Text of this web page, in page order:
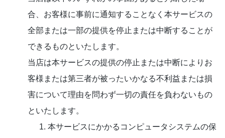
合、お客様に事前に通知することなく本サービスの
全部または一部の提供を停止または中断することが
できるものといたします。
当店は本サービスの提供の停止または中断によりお
客様または第三者が被ったいかなる不利益または損
害について理由を問わず一切の責任を負わないもの
といたします。
本サービスにかかるコンピュータシステムの保